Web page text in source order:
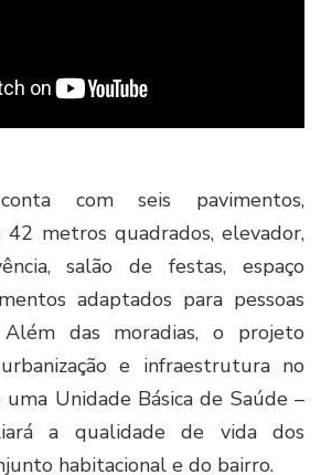
com seis pavimentos,
metros quadrados, elevador,
salão de festas, espaço
adaptados para pessoas
Além das moradias, o projeto
e infraestrutura no
Unidade Básica de Saúde –
a qualidade de vida dos
habitacional e do bairro.